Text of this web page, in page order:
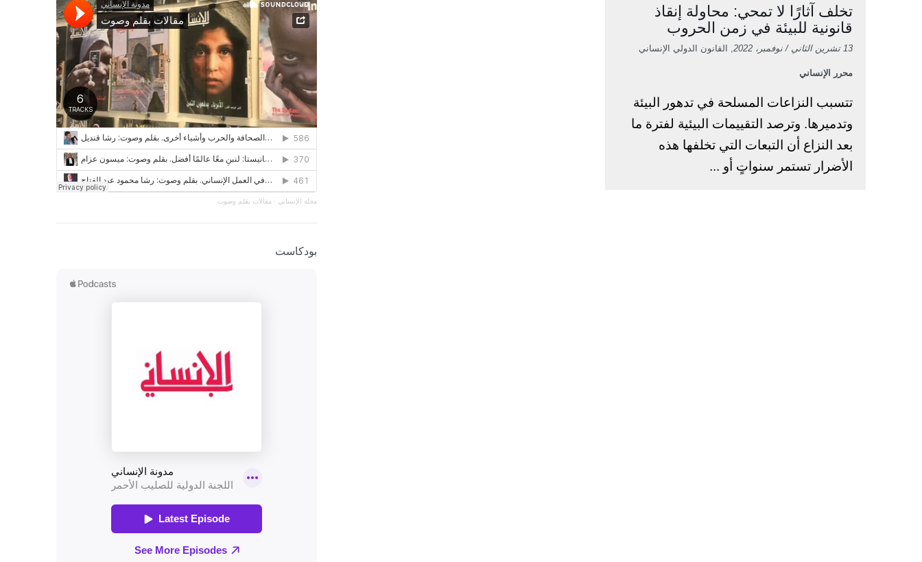
تخلف آثارًا لا تمحي: محاولة إنقاذ
قانونية للبيئة في زمن الحروب
13 تشرين الثاني / نوفمبر، 2022 , القانون الدولي الإنساني
محرر الإنساني
تتسبب النزاعات المسلحة في تدهور البيئة
وتدميرها. وترصد التقييمات البيئية لفترة ما
بعد النزاع أن التبعات التي تخلفها هذه
الأضرار تستمر سنواتٍ أو ...
مجلة الإنساني · مقالات بقلم وصوت
بودكاست